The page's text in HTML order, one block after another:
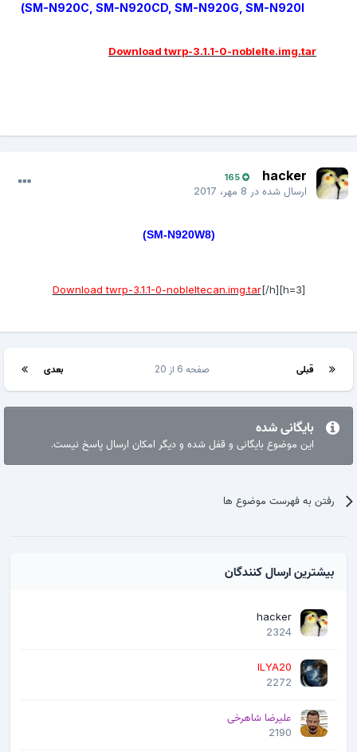
SM-N920C, SM-N920CD, SM-N920G, SM-N920I)
Download twrp-3.1.1-0-noblelte.img.tar
hacker
165
ارسال شده در8 مهر، 2017
Download twrp-3.1.1-0-nobleltecan.img.tar[/h]
قبلی بعدی صفحه 6 از 20
بایگانی شده
این موضوع بایگانی و قفل شده و دیگر امکان ارسال پاسخ نیست.
رفتن به فهرست موضوع ها
بیشترین ارسال کنندگان
hacker
2324
ILYA20
2272
علیرضا شاهرخی
2190